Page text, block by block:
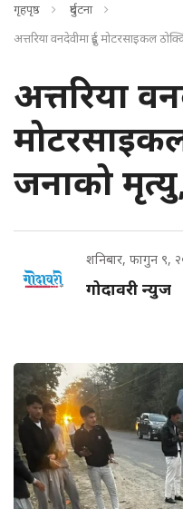
गृहपृष्ठ
दुर्घटना
अत्तरिया वनदेवीमा दुई मोटरसाइकल
अत्तरिया
जनाको
शनिबार, फागुन ९,
गोदावरी न्युज